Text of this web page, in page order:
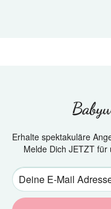
Erhalte spektakuläre
Melde Dich JETZT